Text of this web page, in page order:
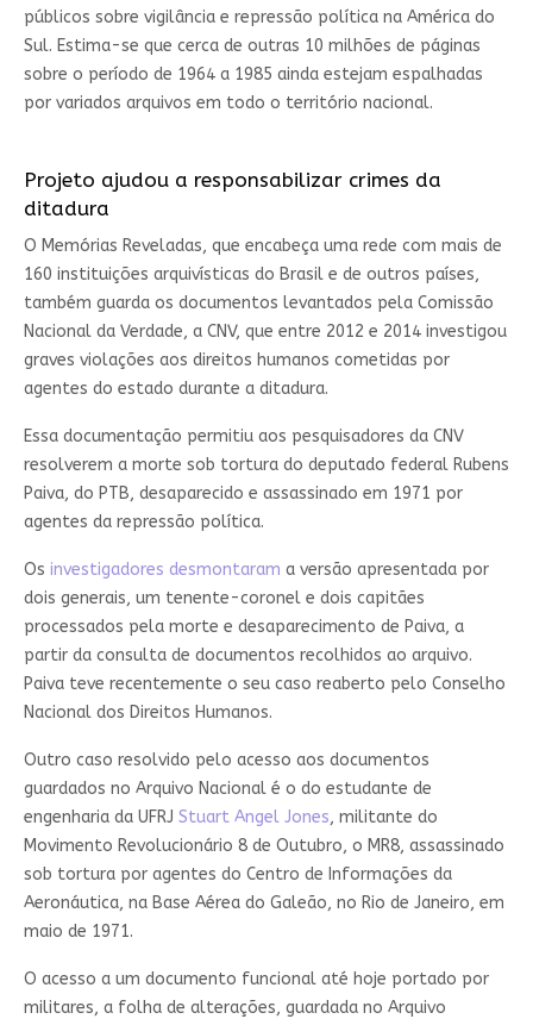
públicos sobre vigilância e repressão política na América do
Sul. Estima-se que cerca de outras 10 milhões de páginas
sobre o período de 1964 a 1985 ainda estejam espalhadas
por variados arquivos em todo o território nacional.
Projeto ajudou a responsabilizar crimes da
ditadura
O Memórias Reveladas, que encabeça uma rede com mais de
160 instituições arquivísticas do Brasil e de outros países,
também guarda os documentos levantados pela Comissão
Nacional da Verdade, a CNV, que entre 2012 e 2014 investigou
graves violações aos direitos humanos cometidas por
agentes do estado durante a ditadura.
Essa documentação permitiu aos pesquisadores da CNV
resolverem a morte sob tortura do deputado federal Rubens
Paiva, do PTB, desaparecido e assassinado em 1971 por
agentes da repressão política.
Os investigadores desmontaram a versão apresentada por
dois generais, um tenente-coronel e dois capitães
processados pela morte e desaparecimento de Paiva, a
partir da consulta de documentos recolhidos ao arquivo.
Paiva teve recentemente o seu caso reaberto pelo Conselho
Nacional dos Direitos Humanos.
Outro caso resolvido pelo acesso aos documentos
guardados no Arquivo Nacional é o do estudante de
engenharia da UFRJ Stuart Angel Jones, militante do
Movimento Revolucionário 8 de Outubro, o MR8, assassinado
sob tortura por agentes do Centro de Informações da
Aeronáutica, na Base Aérea do Galeão, no Rio de Janeiro, em
maio de 1971.
O acesso a um documento funcional até hoje portado por
militares, a folha de alterações, guardada no Arquivo